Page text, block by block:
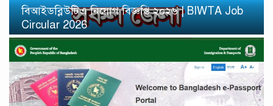
বিআইডব্লিউটিএ নিয়োগ বিজ্ঞপ্তি ২০২৬ | BIWTA Job
Circular 2026